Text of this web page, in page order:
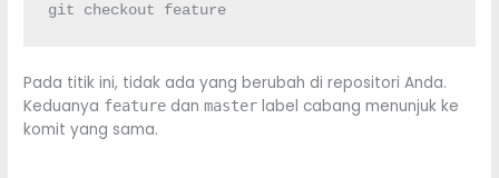
git checkout feature
Pada titik ini, tidak ada yang berubah di repositori Anda.
Keduanya feature danmaster label cabang menunjuk ke
komit yang sama.